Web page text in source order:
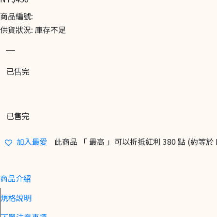
商品編號:
供貨狀況: 庫存不足
已售完
已售完
加入最愛 此商品 「 最高 」可以折抵紅利 380點 (約等於
商品介紹
規格說明